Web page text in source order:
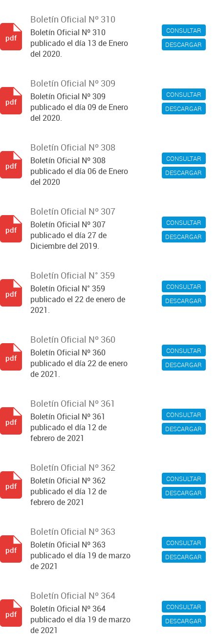
CONSULTAR
DESCARGAR
Boletín Oficial Nº 310
Boletín Oficial Nº 310
publicado el día 13 de Enero
del 2020.
pdf
CONSULTAR
DESCARGAR
Boletín Oficial Nº 309
Boletín Oficial Nº 309
publicado el día 09 de Enero
del 2020.
pdf
CONSULTAR
DESCARGAR
Boletín Oficial Nº 308
Boletín Oficial Nº 308
publicado el día 06 de Enero
del 2020
pdf
CONSULTAR
DESCARGAR
Boletín Oficial Nº 307
Boletín Oficial Nº 307
publicado el día 27 de
Diciembre del 2019.
pdf
CONSULTAR
DESCARGAR
Boletín Oficial N° 359
Boletín Oficial N° 359
publicado el 22 de enero de
2021.
pdf
CONSULTAR
DESCARGAR
Boletín Oficial Nº 360
Boletín Oficial Nº 360
publicado el día 22 de enero
de 2021.
pdf
CONSULTAR
DESCARGAR
Boletín Oficial Nº 361
Boletín Oficial Nº 361
publicado el día 12 de
febrero de 2021
pdf
CONSULTAR
DESCARGAR
Boletín Oficial Nº 362
Boletín Oficial Nº 362
publicado el día 12 de
febrero de 2021
pdf
CONSULTAR
DESCARGAR
Boletín Oficial Nº 363
Boletín Oficial Nº 363
publicado el día 19 de marzo
de 2021
pdf
CONSULTAR
DESCARGAR
Boletín Oficial Nº 364
Boletín Oficial Nº 364
publicado el día 19 de marzo
de 2021
pdf